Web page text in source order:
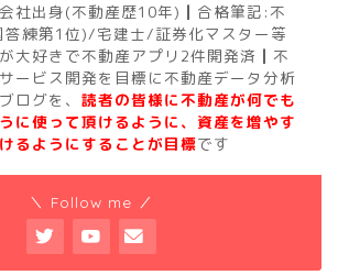
社出身(不動産歴10年)┃合格筆記:不
答練第1位)/宅建士/証券化マスター等
大好きで不動産アプリ2件開発済┃不
ービス開発を目標に不動産データ分析
ログを、 読者の皆様に不動産が何でも
に使って頂けるように、資産を増やす
るようにすることが目標です
＼ Follow me ／